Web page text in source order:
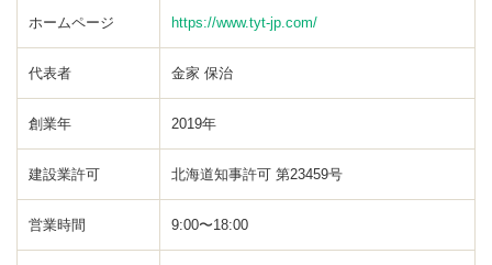
ホームページ https://www.tyt-jp.com/
代表者 金家 保治
創業年 2019年
建設業許可 北海道知事許可 第23459号
営業時間 9:00〜18:00